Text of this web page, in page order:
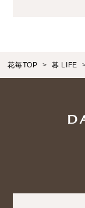
花毎TOP 暮 LIFE